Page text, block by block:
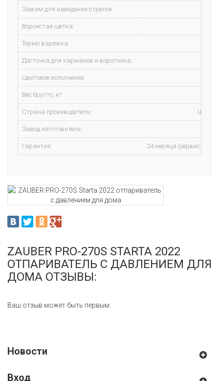
Зажим для наведения стрелок:
Ворсистая щетка:
Термо варежка:
Досточка для карманов и воротника:
Цветовое исполнение:
Вес брутто, кг:
Страна производитель:
Завод изготовитель:
Гарантия: 24 месяца (сервис-
ZAUBER PRO-270S STARTA 2022
ОТПАРИВАТЕЛЬ С ДАВЛЕНИЕМ ДЛЯ
ДОМА ОТЗЫВЫ:
Ваш отзыв может быть первым.
Новости
Вход